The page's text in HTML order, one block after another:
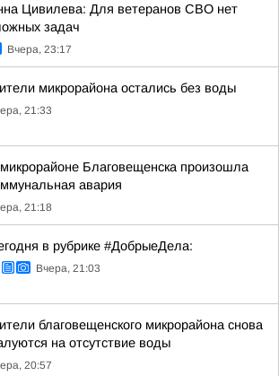
Цивилева: Для ветеранов СВО нет
задач
Вчера, 23:17
микрорайона остались без воды
21:33
Благовещенска произошла
авария
21:18
в рубрике #ДобрыеДела:
Вчера, 21:03
благовещенского микрорайона снова
на отсутствие воды
20:57